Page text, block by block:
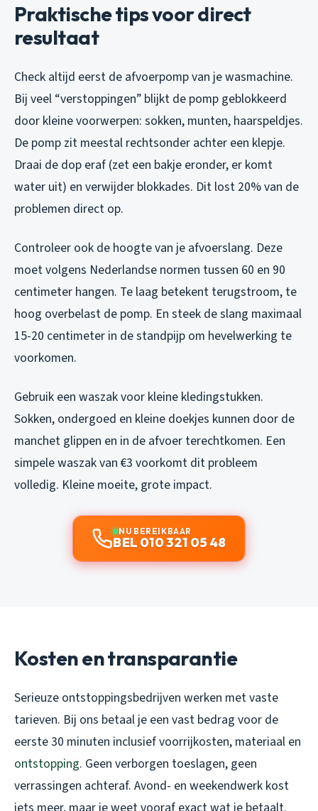
Praktische tips voor direct
resultaat
Check altijd eerst de afvoerpomp van je wasmachine.
Bij veel “verstoppingen” blijkt de pomp geblokkeerd
door kleine voorwerpen: sokken, munten, haarspeldjes.
De pomp zit meestal rechtsonder achter een klepje.
Draai de dop eraf (zet een bakje eronder, er komt
water uit) en verwijder blokkades. Dit lost 20% van de
problemen direct op.
Controleer ook de hoogte van je afvoerslang. Deze
moet volgens Nederlandse normen tussen 60 en 90
centimeter hangen. Te laag betekent terugstroom, te
hoog overbelast de pomp. En steek de slang maximaal
15-20 centimeter in de standpijp om hevelwerking te
voorkomen.
Gebruik een waszak voor kleine kledingstukken.
Sokken, ondergoed en kleine doekjes kunnen door de
manchet glippen en in de afvoer terechtkomen. Een
simpele waszak van €3 voorkomt dit probleem
volledig. Kleine moeite, grote impact.
NU BEREIKBAAR
BEL 010 321 05 48
Kosten en transparantie
Serieuze ontstoppingsbedrijven werken met vaste
tarieven. Bij ons betaal je een vast bedrag voor de
eerste 30 minuten inclusief voorrijkosten, materiaal en
ontstopping. Geen verborgen toeslagen, geen
verrassingen achteraf. Avond- en weekendwerk kost